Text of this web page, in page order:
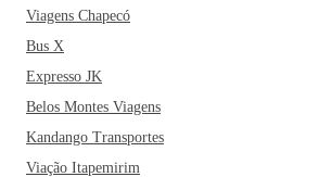
Viagens Chapecó
Bus X
Expresso JK
Belos Montes Viagens
Kandango Transportes
Viação Itapemirim